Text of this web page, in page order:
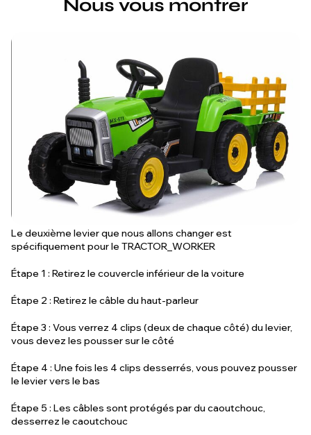
Nous vous montrer
Le deuxième levier que nous allons changer est
spécifiquement pour le TRACTOR_WORKER
Étape 1 : Retirez le couvercle inférieur de la voiture
Étape 2 : Retirez le câble du haut-parleur
Étape 3 : Vous verrez 4 clips (deux de chaque côté) du levier,
vous devez les pousser sur le côté
Étape 4 : Une fois les 4 clips desserrés, vous pouvez pousser
le levier vers le bas
Étape 5 : Les câbles sont protégés par du caoutchouc,
desserrez le caoutchouc